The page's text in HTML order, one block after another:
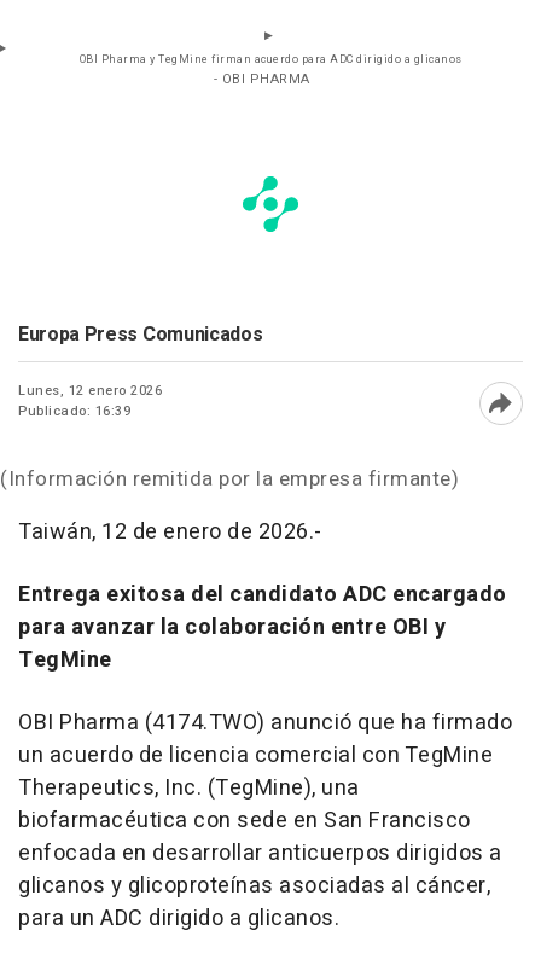
OBI Pharma y TegMine firman acuerdo para ADC dirigido a glicanos
- OBI PHARMA
Europa Press Comunicados
Lunes, 12 enero 2026
Publicado: 16:39
(Información remitida por la empresa firmante)
Taiwán, 12 de enero de 2026.-
Entrega exitosa del candidato ADC encargado
para avanzar la colaboración entre OBI y
TegMine
OBI Pharma (4174.TWO) anunció que ha firmado
un acuerdo de licencia comercial con TegMine
Therapeutics, Inc. (TegMine), una
biofarmacéutica con sede en San Francisco
enfocada en desarrollar anticuerpos dirigidos a
glicanos y glicoproteínas asociadas al cáncer,
para un ADC dirigido a glicanos.